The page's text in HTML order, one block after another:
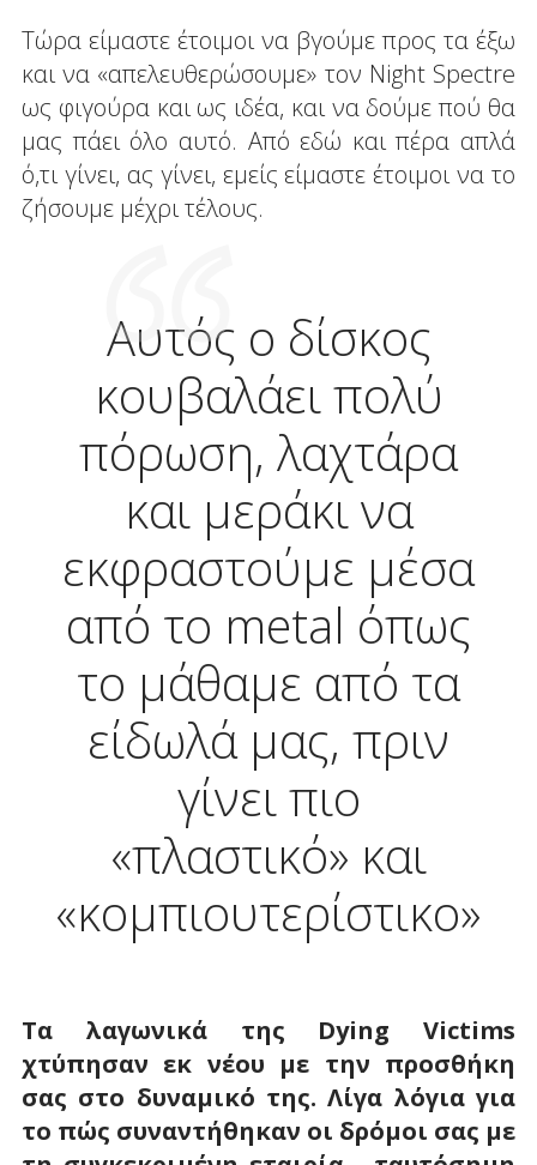
Τώρα είμαστε έτοιμοι να βγούμε προς τα έξω
και να «απελευθερώσουμε» τον Night Spectre
ως φιγούρα και ως ιδέα, και να δούμε πού θα
μας πάει όλο αυτό. Από εδώ και πέρα απλά
ό,τι γίνει, ας γίνει, εμείς είμαστε έτοιμοι να το
ζήσουμε μέχρι τέλους.
Αυτός ο δίσκος
κουβαλάει πολύ
πόρωση, λαχτάρα
και μεράκι να
εκφραστούμε μέσα
από το metal όπως
το μάθαμε από τα
είδωλά μας, πριν
γίνει πιο
«πλαστικό» και
«κομπιουτερίστικο»
Τα λαγωνικά της Dying
Victims
χτύπησαν εκ νέου με την προσθήκη
σας στο δυναμικό της. Λίγα λόγια για
το πώς συναντήθηκαν οι δρόμοι σας με